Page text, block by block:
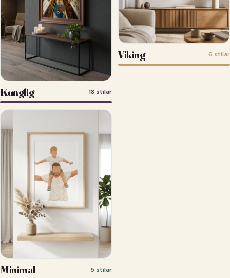
Kunglig 18 stilar
Viking 6 stilar
Minimal 5 stilar